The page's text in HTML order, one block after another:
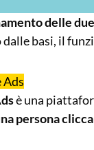
delle
basi, il
Ads
è una
persona